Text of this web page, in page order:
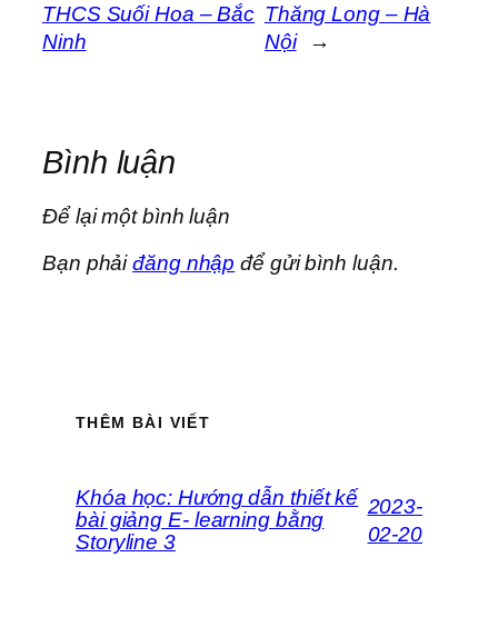
THCS Suối Hoa – Bắc
Ninh
Thăng Long – Hà
Nội
→
Bình luận
Để lại một bình luận
Bạn phảiđăng nhập để gửi bình luận.
THÊM BÀI VIẾT
Khóa học: Hướng dẫn thiết kế
bài giảng E- learning bằng
Storyline 3
2023-
02-20